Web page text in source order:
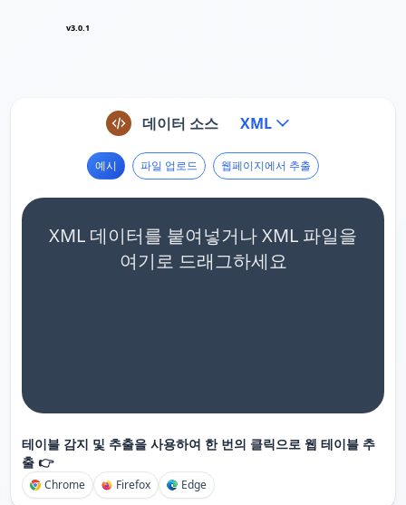
v3.0.1
데이터 소스 XML
예시 파일 업로드 웹페이지에서 추출
XML 데이터를 붙여넣거나 XML 파일을
여기로 드래그하세요
테이블 감지 및 추출을 사용하여 한 번의 클릭으로 웹 테이블 추
출 👉
Chrome Firefox Edge